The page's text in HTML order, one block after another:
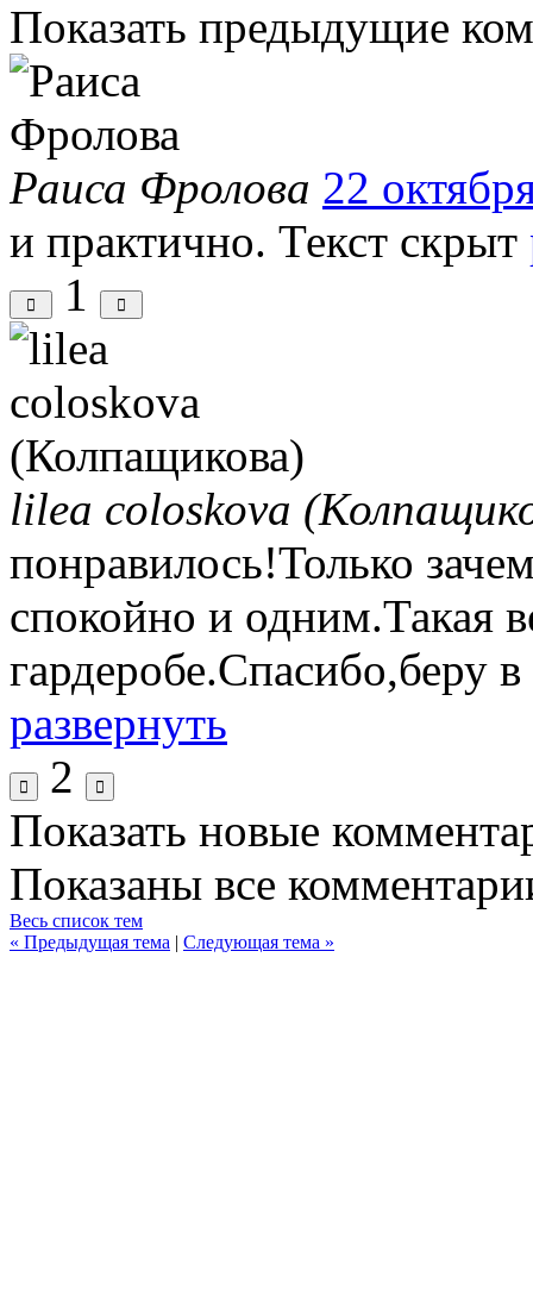
Показать предыдущие
Раиса Фролова 22
и практично. Текст скрыт
1
lilea coloskova
понравилось!Только
спокойно и одним.Такая
гардеробе.Спасибо,беру
развернуть
2
Показать новые
Показаны все
Весь список тем
« Предыдущая тема | Следующая тема »